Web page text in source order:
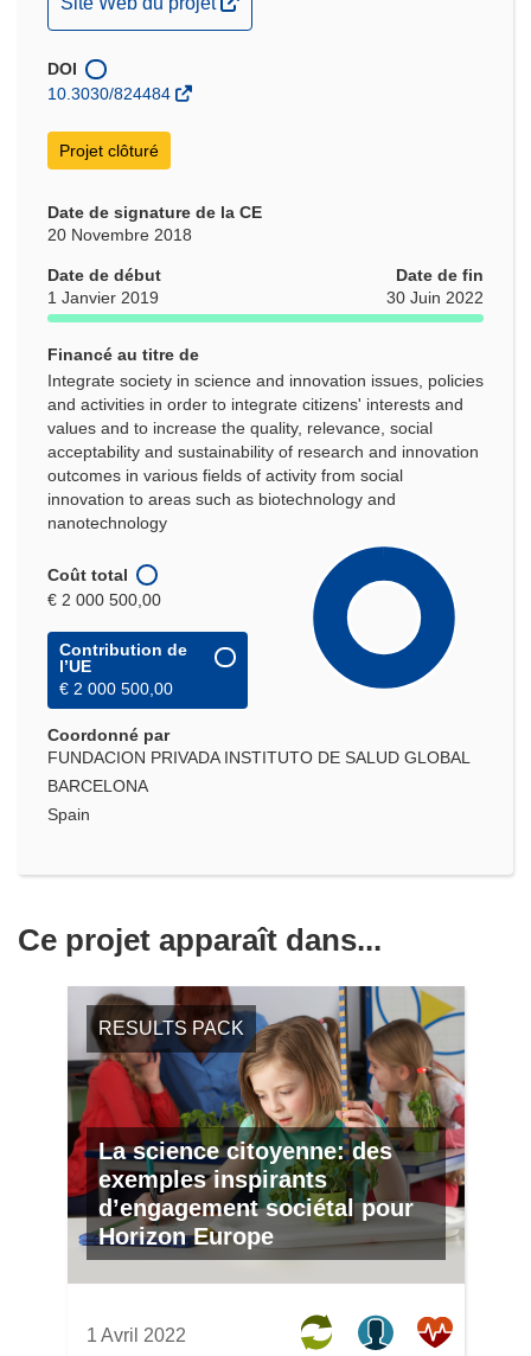
dans
une
nouvelle
DOI
10.3030/824484
Projet clôturé
Date de signature de la CE
20 Novembre 2018
Date de début
1 Janvier 2019
Date de fin
30 Juin 2022
Financé au titre de
Integrate society in science and innovation issues, policies
and activities in order to integrate citizens' interests and
values and to increase the quality, relevance, social
acceptability and sustainability of research and innovation
outcomes in various fields of activity from social
innovation to areas such as biotechnology and
nanotechnology
Coût total
€ 2 000 500,00
Contribution de
l’UE
€ 2 000 500,00
Coordonné par
FUNDACION PRIVADA INSTITUTO DE SALUD GLOBAL
BARCELONA
Spain
Ce projet apparaît dans...
RESULTS PACK
La science citoyenne: des
exemples inspirants
d’engagement sociétal pour
Horizon Europe
1 Avril 2022